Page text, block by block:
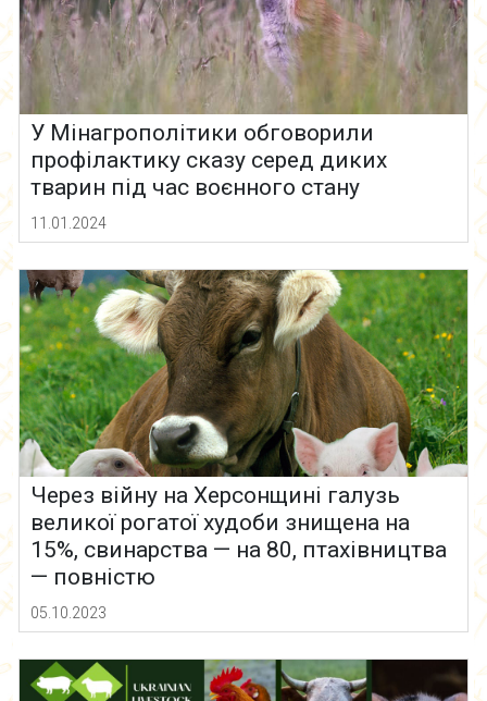
У Мінагрополітики обговорили
профілактику сказу серед диких
тварин під час воєнного стану
11.01.2024
Через війну на Херсонщині галузь
великої рогатої худоби знищена на
15%, свинарства — на 80, птахівництва
— повністю
05.10.2023